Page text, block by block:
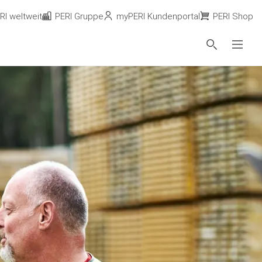
weltweit PERI Gruppe myPERI Kundenportal PERI Shop